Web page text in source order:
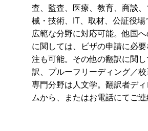
査、監査、医療、教育、商談
械・技術、IT、取材、公証役
広範な分野に対応可能。他国
に関しては、ビザの申請に必
注も可能。その他の翻訳に関
訳、プルーフリーディング／
専門分野は人文学。翻訳者デ
ムから、またはお電話にてご連